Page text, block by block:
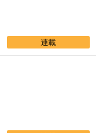
連載